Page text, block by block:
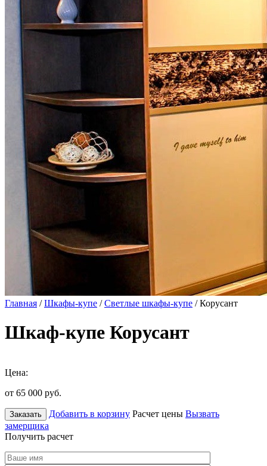
Главная /Шкафы-купе /Светлые шкафы-купе / Корусант
Шкаф-купе Корусант
Цена:
от 65 000 руб.
Заказать Добавить в корзину Расчет цены Вызвать
замерщика
Получить расчет